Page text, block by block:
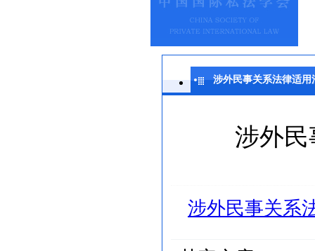
涉外民事关系法律适用
涉外
涉外民事关系